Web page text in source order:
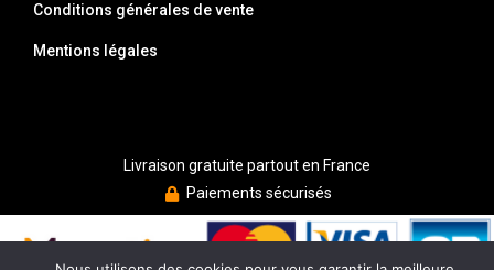
Conditions générales de vente
Mentions légales
Livraison gratuite partout en France
Paiements sécurisés